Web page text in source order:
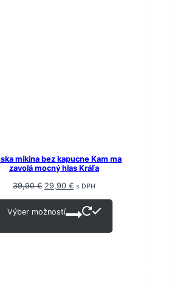
mikina bez kapucne Kam ma
zavolá mocný hlas Kráľa
39,90€ Original
price
was:
29,90 €Current
price
is:
s DPH
Výber možností